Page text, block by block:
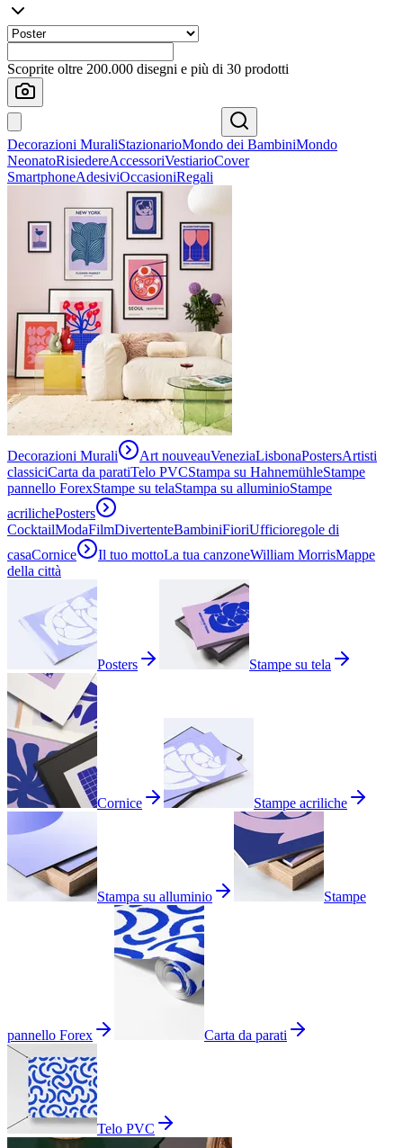
Scoprite oltre 200.000 disegni e più di 30 prodotti
Decorazioni MuraliStazionarioMondo dei BambiniMondo
NeonatoRisiedereAccessoriVestiarioCover
SmartphoneAdesiviOccasioniRegali
Decorazioni Murali Art nouveauVeneziaLisbonaPostersArtisti
classiciCarta da paratiTelo PVCStampa su HahnemühleStampe
pannello ForexStampe su telaStampa su alluminioStampe
acrilichePosters
CocktailModaFilmDivertenteBambiniFioriUfficioregole di
casaCornice Il tuo mottoLa tua canzoneWilliam MorrisMappe
della città
Posters Stampe su tela
Cornice Stampe acriliche
Stampa su alluminio Stampe
pannello Forex Carta da parati
Telo PVC